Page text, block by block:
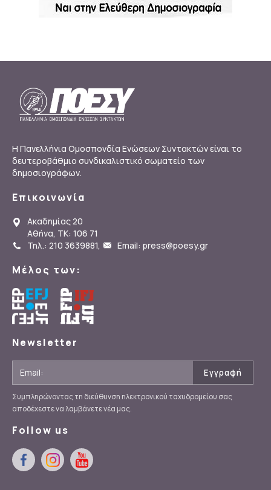
Η Πανελλήνια Ομοσπονδία Ενώσεων Συντακτών είναι το
δευτεροβάθμιο συνδικαλιστικό σωματείο των
δημοσιογράφων.
Επικοινωνία
Ακαδημίας 20
Αθήνα, ΤΚ: 106 71
Τηλ.: 210 3639881, Email: press@poesy.gr
Μέλος των:
Newsletter
Συμπληρώνοντας τη διεύθυνση ηλεκτρονικού ταχυδρομείου σας
αποδέχεστε να λαμβάνετε νέα μας.
Follow us